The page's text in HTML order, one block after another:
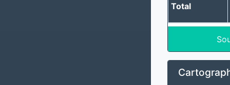
Total